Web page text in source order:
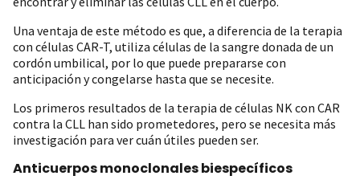
Una ventaja de este método es que, a diferencia de la terapia
con células CAR-T, utiliza células de la sangre donada de un
cordón umbilical, por lo que puede prepararse con
anticipación y congelarse hasta que se necesite.
Los primeros resultados de la terapia de células NK con CAR
contra la CLL han sido prometedores, pero se necesita más
investigación para ver cuán útiles pueden ser.
Anticuerpos monoclonales biespecíficos